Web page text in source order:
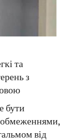
та
з
бути
від